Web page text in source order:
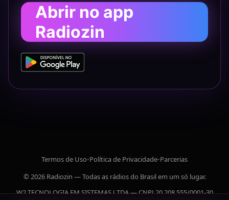
Abrir no app
Radiozin
Termos de Uso•Política de Privacidade•Parcerias
© 2026 Radiozin — Todas as rádios do Brasil em um só lugar.
W2 TECNOLOGIA EM SISTEMAS LTDA — CNPJ 20.208.555/0001-30